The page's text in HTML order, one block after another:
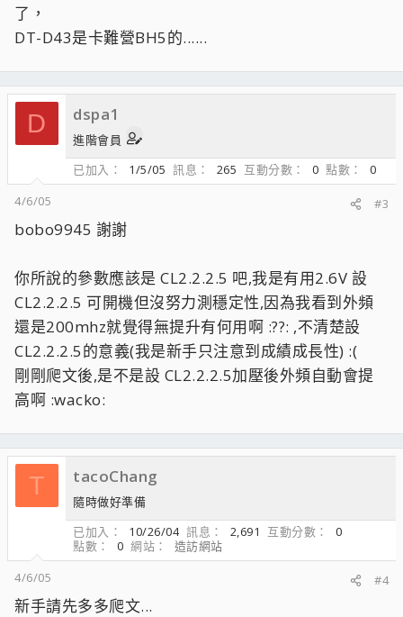
了，
DT-D43是卡難營BH5的......
D dspa1
進階會員
已加入
1/5/05 訊息 265 互動分數 0 點數
0
4/6/05
#3
bobo9945 謝謝
你所說的參數應該是 CL2.2.2.5 吧,我是有用2.6V 設
CL2.2.2.5 可開機但沒努力測穩定性,因為我看到外頻
還是200mhz就覺得無提升有何用啊 :??: ,不清楚設
CL2.2.2.5的意義(我是新手只注意到成績成長性) :(
剛剛爬文後,是不是設 CL2.2.2.5加壓後外頻自動會提
高啊 :wacko:
T tacoChang
隨時做好準備
已加入
10/26/04 訊息 2,691 互動分數
0
點數
0 網站
造訪網站
4/6/05
#4
新手請先多多爬文...